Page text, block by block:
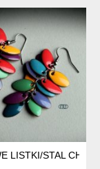
LISTKI/STAL